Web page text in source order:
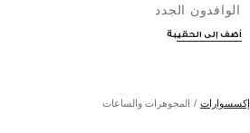
الوافدون الجدد
أضف إلى الحقيبة
إكسسوارات المجوهرات والساعات